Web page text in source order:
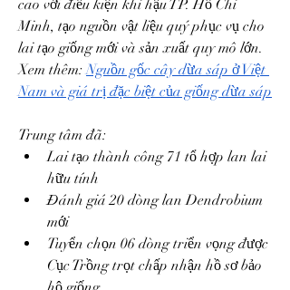
cao với điều kiện khí hậu TP. Hồ Chí
Minh, tạo nguồn vật liệu quý phục vụ cho
lai tạo giống mới và sản xuất quy mô lớn.
Xem thêm: Nguồn gốc cây dừa sáp ở Việt
Nam và giá trị đặc biệt của giống dừa sáp
Trung tâm đã:
Lai tạo thành công 71 tổ hợp lan lai
hữu tính
Đánh giá 20 dòng lan Dendrobium
mới
Tuyển chọn 06 dòng triển vọng được
Cục Trồng trọt chấp nhận hồ sơ bảo